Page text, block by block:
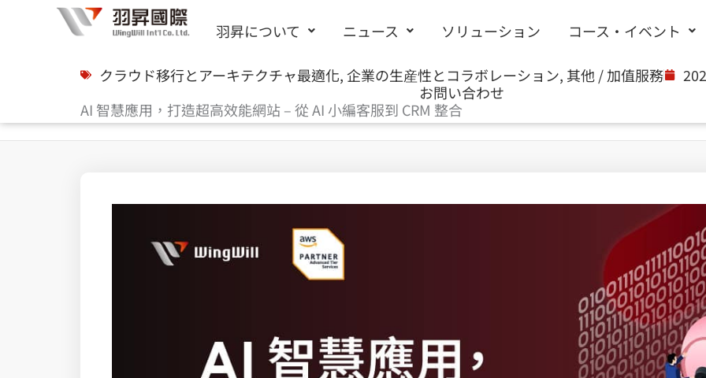
キ
羽昇について ニュース ソリューション コース・イベント
お問い合わせ
クラウド移行とアーキテクチャ最適化,企業の生産性とコラボレーション, 其他 / 加值服務
AI 智慧應用，打造超高效能網站 – 從 AI 小編客服到 CRM 整合